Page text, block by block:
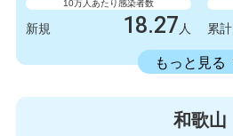
10万人あたり感染者数
新規 18.27 人 累計
もっと見る
18353.34人
999人 新規
和歌山